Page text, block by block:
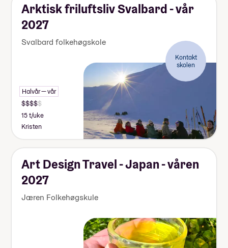
Arktisk friluftsliv Svalbard - vår
2027
Svalbard folkehøgskole
Kontakt
skolen
Halvår — vår
15 t/uke
Kristen
Art Design Travel - Japan - våren
2027
Jæren Folkehøgskule